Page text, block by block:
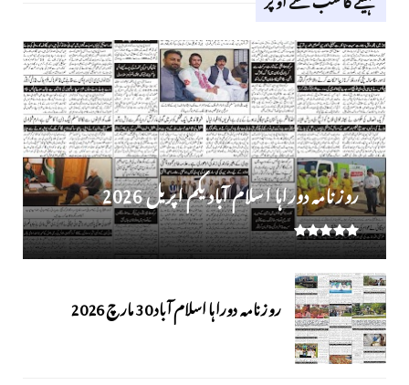
روز نامہ دوراہا اسلام آباد یکم اپریل 2026
روزنامہ دوراہا اسلام آباد 30 مارچ 2026